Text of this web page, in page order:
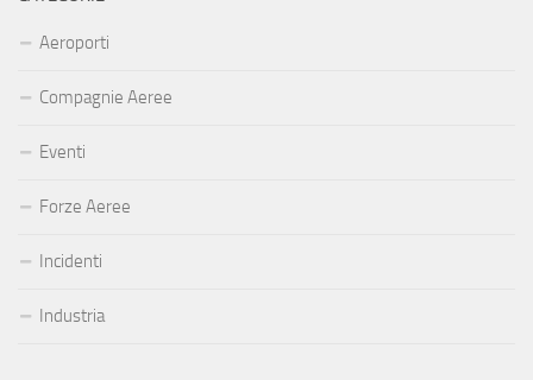
Aeroporti
Compagnie Aeree
Eventi
Forze Aeree
Incidenti
Industria